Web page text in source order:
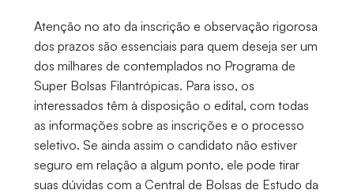
Atenção no ato da inscrição e observação rigorosa
dos prazos são essenciais para quem deseja ser um
dos milhares de contemplados no Programa de
Super Bolsas Filantrópicas. Para isso, os
interessados têm à disposição o edital, com todas
as informações sobre as inscrições e o processo
seletivo. Se ainda assim o candidato não estiver
seguro em relação a algum ponto, ele pode tirar
suas dúvidas com a Central de Bolsas de Estudo da